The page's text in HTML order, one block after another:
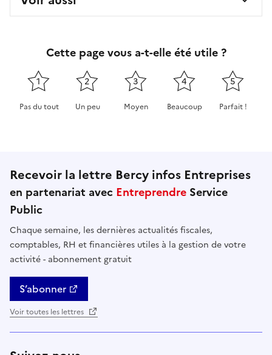
Cette page vous a-t-elle été utile ?
1
Pas du tout
2
Un peu
3
Moyen
4
Beaucoup
5
Parfait !
Recevoir la lettre Bercy infos Entreprises
en partenariat avec Entreprendre Service
Public
Chaque semaine, les dernières actualités fiscales,
comptables, RH et financières utiles à la gestion de votre
activité - abonnement gratuit
S’abonner
Voir toutes les lettres